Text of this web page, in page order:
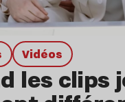
Vidéos
les clips